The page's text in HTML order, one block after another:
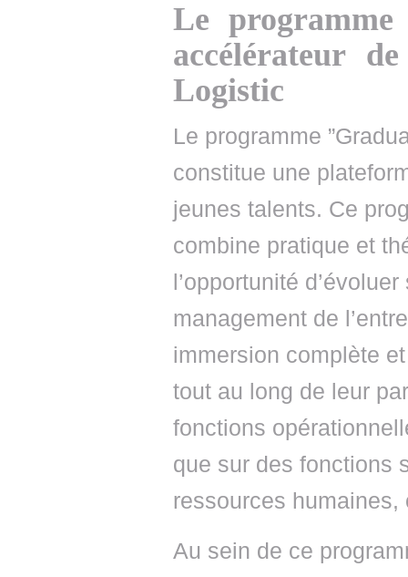
Le
accélérateur
Logistic
Le programme
constitue une
jeunes talents. Ce
combine pratique et
l’opportunité
management de
immersion complète
tout au long de leur
fonctions
que sur des fonctions
ressources
Au sein de ce